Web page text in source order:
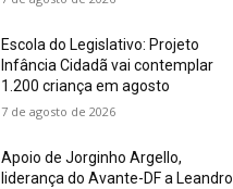
Escola do Legislativo: Projeto
Infância Cidadã vai contemplar
1.200 criança em agosto
7 de agosto de 2026
Apoio de Jorginho Argello,
liderança do Avante-DF a Leandro